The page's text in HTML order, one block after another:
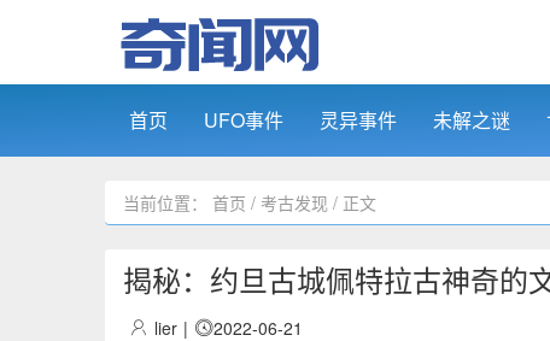
首页 UFO事件 灵异事件 未解之谜
当前位置： 首页 / 考古发现 / 正文
揭秘：约旦古城佩特拉古神奇的
lier | 2022-06-21